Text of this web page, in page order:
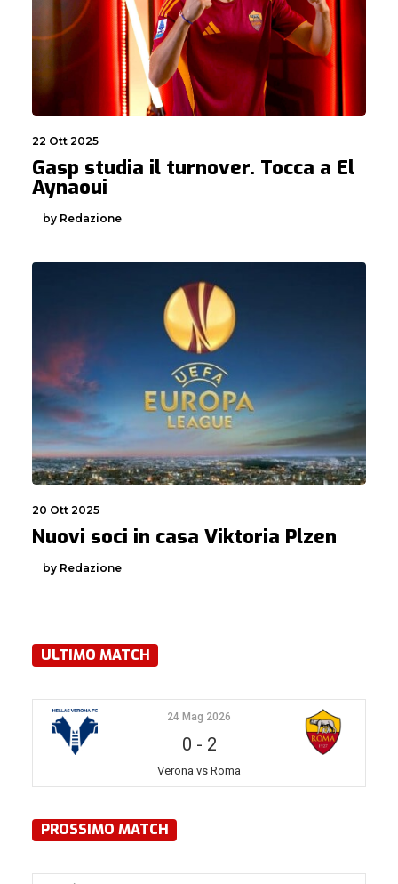
22 Ott 2025
Gasp studia il turnover. Tocca a El
Aynaoui
by Redazione
20 Ott 2025
Nuovi soci in casa Viktoria Plzen
by Redazione
ULTIMO MATCH
24 Mag 2026
0 - 2
Verona vs Roma
PROSSIMO MATCH